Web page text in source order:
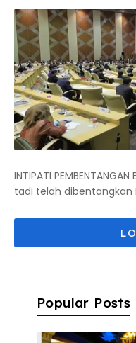
INTIPATI
tadi telah dibentangkan
Popular Posts